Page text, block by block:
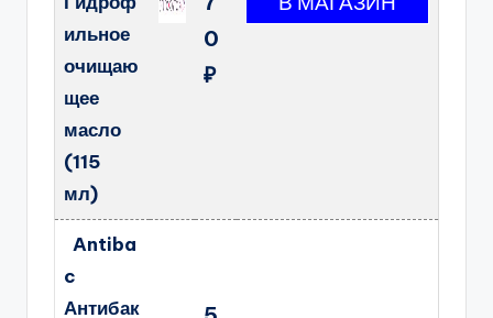
ильное
очищаю
щее
масло
(115
мл)
0
₽
Antiba
c
Антибак